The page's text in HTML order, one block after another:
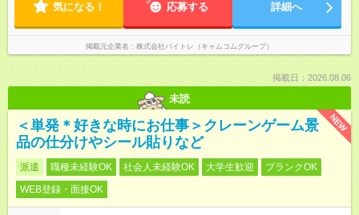
気になる！ 応募する 詳細へ
掲載元企業名 株式会社バイトレ（キャムコムグループ）
掲載日：2026.08.06
未読
NEW
＜単発＊好きな時にお仕事＞クレーンゲーム景
品の仕分けやシール貼りなど
派遣 職種未経験OK 社会人未経験OK 大学生歓迎
ブランクOK
WEB登録・面接OK